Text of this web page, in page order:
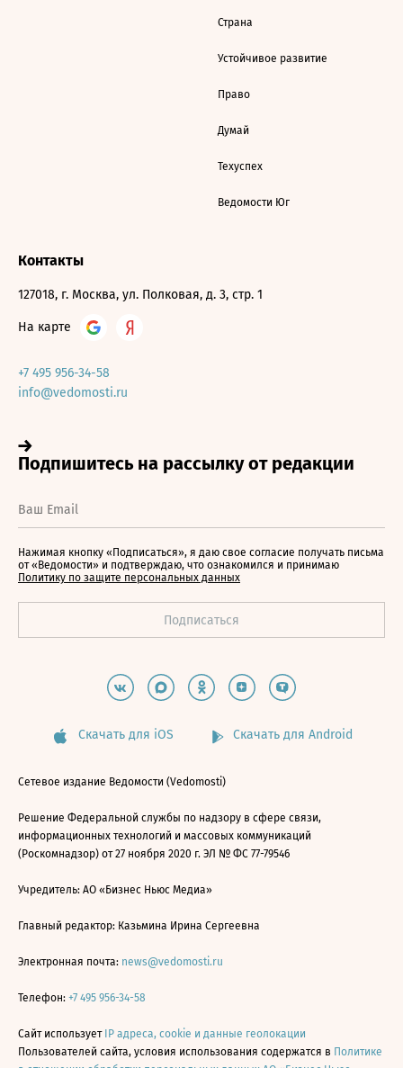
Страна
Устойчивое развитие
Право
Думай
Техуспех
Ведомости Юг
Контакты
127018, г. Москва, ул. Полковая, д. 3, стр. 1
На карте
+7 495 956-34-58
info@vedomosti.ru
Нажимая кнопку «Подписаться», я даю свое согласие получать письма
от «Ведомости» и подтверждаю, что ознакомился и принимаю
Политику по защите персональных данных
Скачать для iOS Скачать для Android
Сетевое издание Ведомости (Vedomosti)
Решение Федеральной службы по надзору в сфере связи,
информационных технологий и массовых коммуникаций
(Роскомнадзор) от 27 ноября 2020 г. ЭЛ № ФС 77-79546
Учредитель: АО «Бизнес Ньюс Медиа»
Главный редактор: Казьмина Ирина Сергеевна
Электронная почта: news@vedomosti.ru
Телефон: +7 495 956-34-58
Сайт использует IP адреса, cookie и данные геолокации
Пользователей сайта, условия использования содержатся в Политике